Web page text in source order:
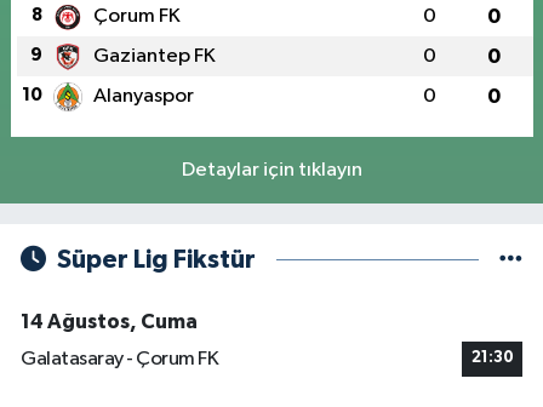
8 Çorum FK 0 0
9 Gaziantep FK 0 0
10 Alanyaspor 0 0
Detaylar için tıklayın
Süper Lig Fikstür
14 Ağustos, Cuma
Galatasaray - Çorum FK
21:30